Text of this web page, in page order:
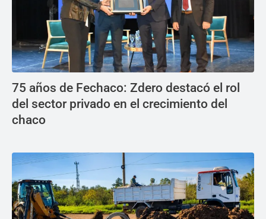
75 años de Fechaco: Zdero destacó el rol
del sector privado en el crecimiento del
chaco